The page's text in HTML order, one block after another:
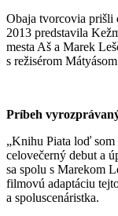
Obaja tvorcovia prišli
2013 predstavila
mesta Aš a Marek
s režisérom
Príbeh
„Knihu Piata loď
celovečerný debut a
sa spolu s Marekom
filmovú adaptáciu
a spoluscenáristka.